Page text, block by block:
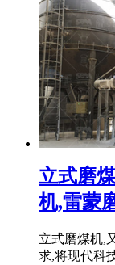
立式磨
机,雷蒙
立式磨煤机,
求,将现代科